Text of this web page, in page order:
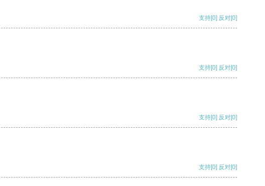
支持[0] 反对[0]
支持[0] 反对[0]
支持[0] 反对[0]
支持[0] 反对[0]